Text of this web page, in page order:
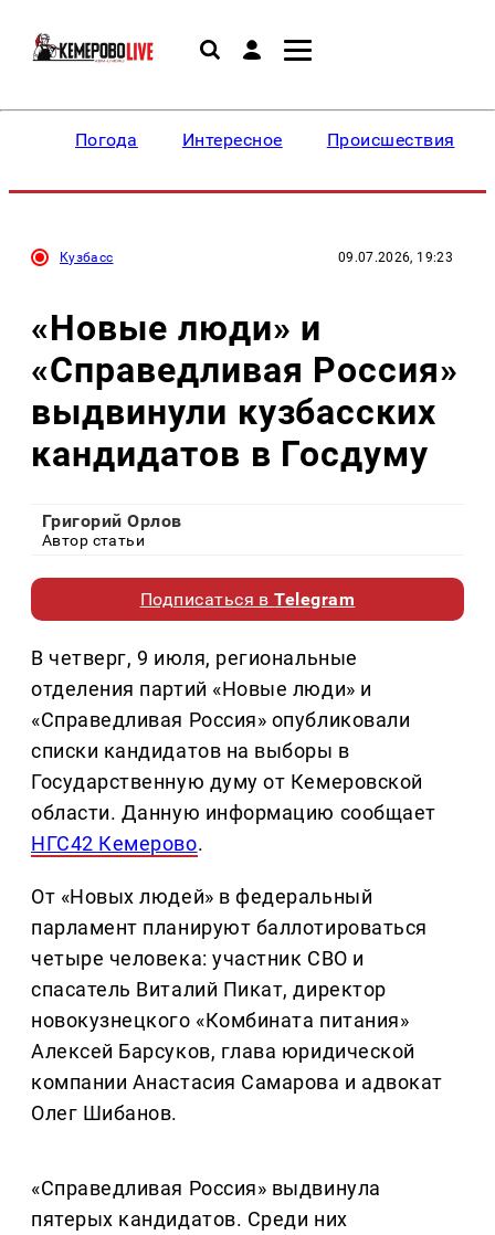
Погода Интересное Происшествия
Кузбасс 09.07.2026, 19:23
«Новые люди» и
«Справедливая Россия»
выдвинули кузбасских
кандидатов в Госдуму
Григорий Орлов
Автор статьи
Подписаться вTelegram
В четверг, 9 июля, региональные
отделения партий «Новые люди» и
«Справедливая Россия» опубликовали
списки кандидатов на выборы в
Государственную думу от Кемеровской
области. Данную информацию сообщает
НГС42 Кемерово.
От «Новых людей» в федеральный
парламент планируют баллотироваться
четыре человека: участник СВО и
спасатель Виталий Пикат, директор
новокузнецкого «Комбината питания»
Алексей Барсуков, глава юридической
компании Анастасия Самарова и адвокат
Олег Шибанов.
«Справедливая Россия» выдвинула
пятерых кандидатов. Среди них